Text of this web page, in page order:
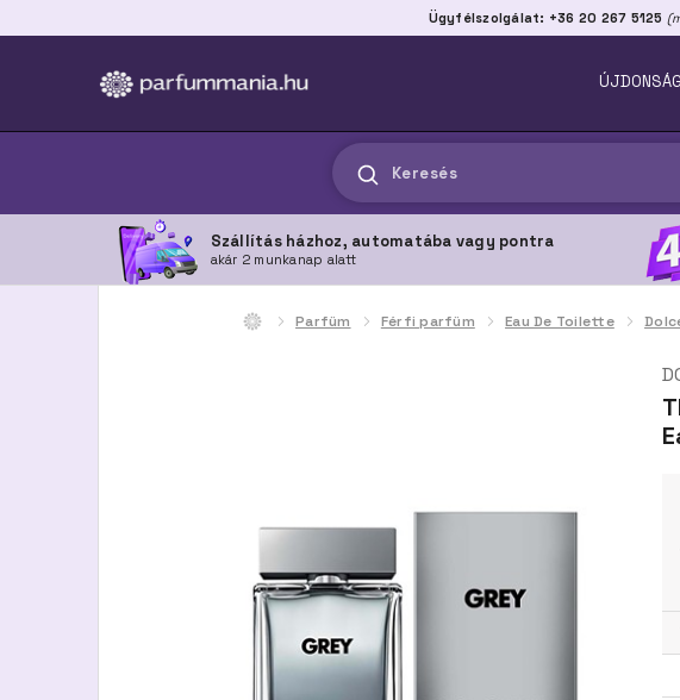
Ügyfélszolgálat: +36 20 267 5125
Keresés
Szállítás házhoz, automatába vagy pontra
akár 2 munkanap alatt
Parfüm Férfi parfüm Eau De Toilette